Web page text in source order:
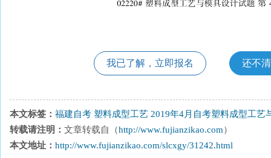
我已了解，立即报名 还不
本文标签： 福建自考 塑料成型工艺 2019年4月自考塑料成型工艺
转载请注明： 文章转载自（http://www.fujianzikao.com）
本文地址： http://www.fujianzikao.com/slcxgy/31242.html